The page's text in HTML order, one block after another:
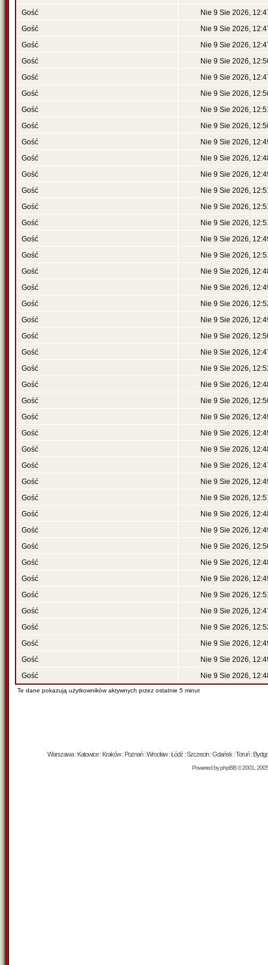
Gość
Nie 9 Sie 2026,
Gość
Nie 9 Sie 2026,
Gość
Nie 9 Sie 2026,
Gość
Nie 9 Sie 2026,
Gość
Nie 9 Sie 2026,
Gość
Nie 9 Sie 2026,
Gość
Nie 9 Sie 2026,
Gość
Nie 9 Sie 2026,
Gość
Nie 9 Sie 2026,
Gość
Nie 9 Sie 2026,
Gość
Nie 9 Sie 2026,
Gość
Nie 9 Sie 2026,
Gość
Nie 9 Sie 2026,
Gość
Nie 9 Sie 2026,
Gość
Nie 9 Sie 2026,
Gość
Nie 9 Sie 2026,
Gość
Nie 9 Sie 2026,
Gość
Nie 9 Sie 2026,
Gość
Nie 9 Sie 2026,
Gość
Nie 9 Sie 2026,
Gość
Nie 9 Sie 2026,
Gość
Nie 9 Sie 2026,
Gość
Nie 9 Sie 2026,
Gość
Nie 9 Sie 2026,
Gość
Nie 9 Sie 2026,
Gość
Nie 9 Sie 2026,
Gość
Nie 9 Sie 2026,
Gość
Nie 9 Sie 2026,
Gość
Nie 9 Sie 2026,
Gość
Nie 9 Sie 2026,
Gość
Nie 9 Sie 2026,
Gość
Nie 9 Sie 2026,
Gość
Nie 9 Sie 2026,
Gość
Nie 9 Sie 2026,
Gość
Nie 9 Sie 2026,
Gość
Nie 9 Sie 2026,
Gość
Nie 9 Sie 2026,
Gość
Nie 9 Sie 2026,
Gość
Nie 9 Sie 2026,
Gość
Nie 9 Sie 2026,
Gość
Nie 9 Sie 2026,
Gość
Nie 9 Sie 2026,
Te dane pokazują użytkowników aktywnych przez ostatnie 5 minut
Warszawa : Katowice : Kraków : Poznań : Wrocław : Łódź : Szczecin : Gdańsk : Toruń :
Powered byphpBB© 2001,